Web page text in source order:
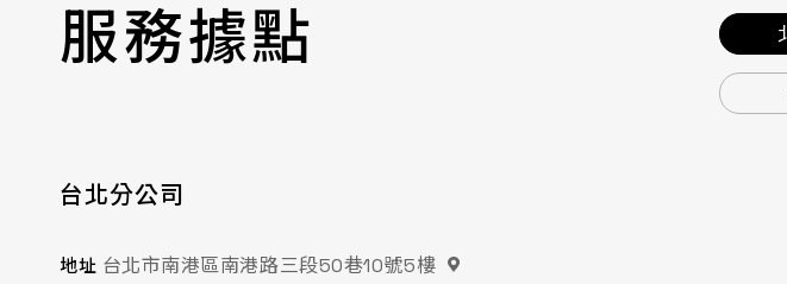
服務據點
台北分公司
地址 台北市南港區南港路三段50巷10號5樓
桃園分公司
地址 桃園市平鎮區復興街62號2樓
總公司 / 竹苗分公司
地址 苗栗縣頭份市工業路16號
台中分公司
地址 台中市南屯區文心路一段218號15F之2
台南分公司
地址 台南市永康區鹽洲一街63巷33號
高雄分公司
地址 高雄市鳳山區鳳頂路479號